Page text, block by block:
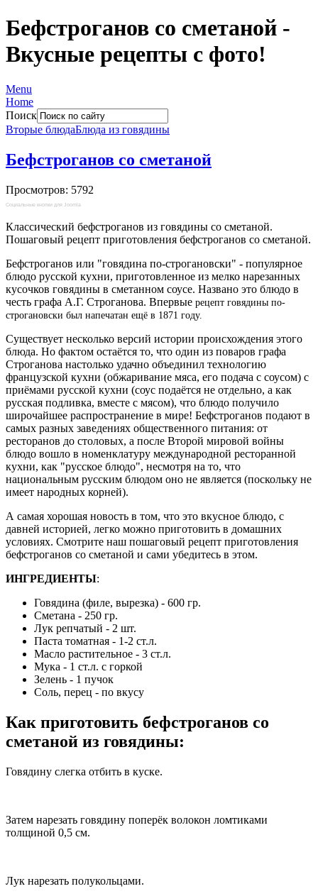
Бефстроганов со сметаной -
Вкусные рецепты с фото!
Menu
Home
Поиск
Вторые блюдаБлюда из говядины
Бефстроганов со сметаной
Просмотров: 5792
Социальные кнопки для Joomla
Классический бефстроганов из говядины со сметаной.
Пошаговый рецепт приготовления бефстроганов со сметаной.
Бефстроганов или "говядина по-строгановски" - популярное
блюдо русской кухни, приготовленное из мелко нарезанных
кусочков говядины в сметанном соусе. Названо это блюдо в
честь графа А.Г. Строганова. Впервые рецепт говядины по-
строгановски был напечатан ещё в 1871 году.
Существует несколько версий истории происхождения этого
блюда. Но фактом остаётся то, что один из поваров графа
Строганова настолько удачно объединил технологию
французской кухни (обжаривание мяса, его подача с соусом) с
приёмами русской кухни (соус подаётся не отдельно, а как
русская подливка, вместе с мясом), что блюдо получило
широчайшее распространение в мире! Бефстроганов подают в
самых разных заведениях общественного питания: от
ресторанов до столовых, а после Второй мировой войны
блюдо вошло в номенклатуру международной ресторанной
кухни, как "русское блюдо", несмотря на то, что
национальным русским блюдом оно не является (поскольку не
имеет народных корней).
А самая хорошая новость в том, что это вкусное блюдо, с
давней историей, легко можно приготовить в домашних
условиях. Смотрите наш пошаговый рецепт приготовления
бефстроганов со сметаной и сами убедитесь в этом.
ИНГРЕДИЕНТЫ:
Говядина (филе, вырезка) - 600 гр.
Сметана - 250 гр.
Лук репчатый - 2 шт.
Паста томатная - 1-2 ст.л.
Масло растительное - 3 ст.л.
Мука - 1 ст.л. с горкой
Зелень - 1 пучок
Соль, перец - по вкусу
Как приготовить бефстроганов со
сметаной из говядины:
Говядину слегка отбить в куске.
Затем нарезать говядину поперёк волокон ломтиками
толщиной 0,5 см.
Лук нарезать полукольцами.